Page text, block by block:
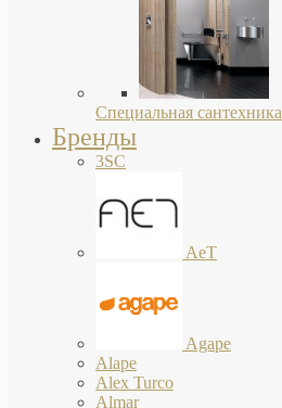
Специальная сантехника
Бренды
3SC
AeT
Agape
Alape
Alex Turco
Almar